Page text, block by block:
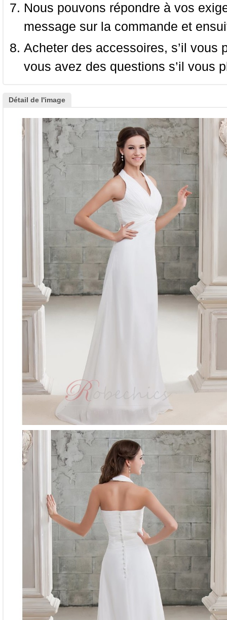
Nous pouvons répondre à vos
message sur la commande et
Acheter des accessoires, s’il
vous avez des questions s’il vous
Détail de l'image